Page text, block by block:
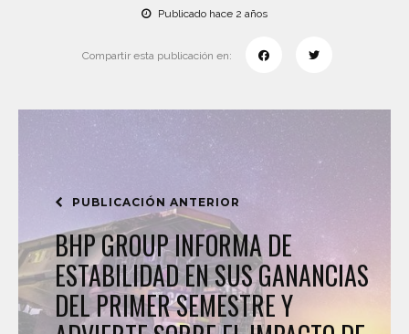
Publicado hace 2 años
Compartir esta publicación en:
PUBLICACIÓN ANTERIOR
BHP GROUP INFORMA DE
ESTABILIDAD EN SUS GANANCIAS
DEL PRIMER SEMESTRE Y